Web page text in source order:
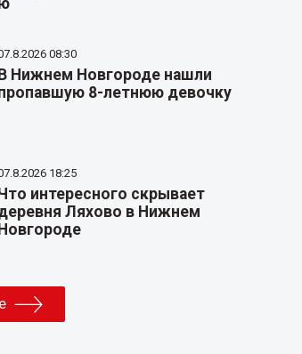
08:30
Нижнем Новгороде нашли
8-летнюю девочку
18:25
интересного скрывает
Ляхово в Нижнем
Новгороде